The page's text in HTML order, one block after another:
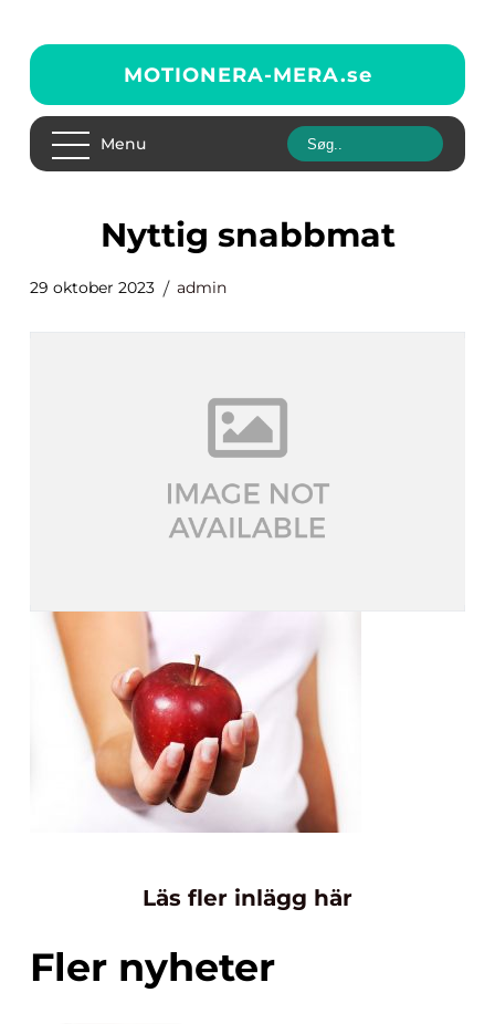
MOTIONERA-MERA.se
Menu
nyttig snabbmat
29 oktober 2023 admin
Läs fler inlägg här
Fler nyheter